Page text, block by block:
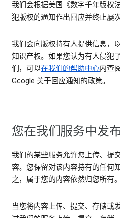
我们会根据美国《数字千年版权
犯版权的通知作出回应并终止屡
我们会向版权持有人提供信息，
知识产权。如果您认为有人侵犯
们，可以在我们的帮助中心内查
Google 关于回应通知的政策。
您在我们服务中发
我们的某些服务允许您上传、提
容。您保留对该内容持有的任何
之，属于您的内容依然归您所有。
当您将内容上传、提交、存储或